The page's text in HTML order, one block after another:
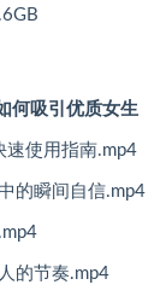
何吸引优质女生
速使用指南.mp4
的瞬间自信.mp4
的节奏.mp4